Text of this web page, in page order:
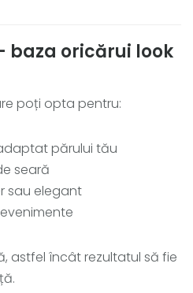
baza oricărui look
poți opta pentru:
părului tău
seară
sau elegant
astfel încât rezultatul să fie